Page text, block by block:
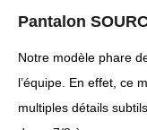
Pantalon
Notre modèle phare
l’équipe. En effet, ce
multiples détails